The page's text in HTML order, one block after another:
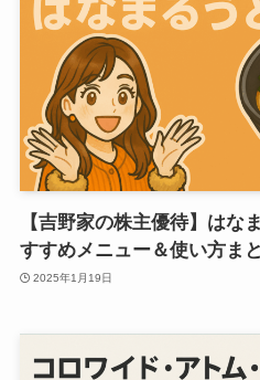
【吉野家の株主優待】はな
すすめメニュー＆使い方ま
2025年1月19日